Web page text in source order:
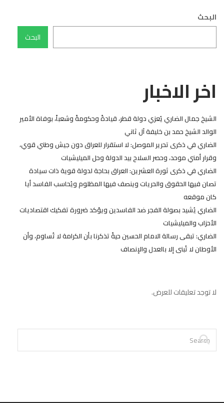
البحث
البحث
اخر الاخبار
الشيخ جمال الضاري يُعزي دولة قطر، قيادةً وحكومةً وشعباً، بوفاة الأمير
الوالد الشيخ حمد بن خليفة آل ثاني
الضاري في ذكرى تحرير الموصل: لا استقرار للعراق دون جيش وطني قوي،
وقرار أمني موحد، وحصر السلاح بيد الدولة وحل الميليشيات
الضاري في ذكرى ثورة العشرين: العراق بحاجة لدولة قوية ذات سيادة
تصان فيها الحقوق والحريات وينصف فيها المظلوم ويُحاسب الفاسد أيا
كان موقعه
الضاري يُشيد بصولة الفجر ضد الفاسدين ويؤكد ضرورة تفكيك اقتصاديات
الأحزاب والميليشيات
الضاري: تبقى رسالة الامام الحسين حيةً تذكرنا بأن الكرامة لا تُساوم، وأن
الأوطان لا تُبنى إلا بالعدل والإنصاف
لا توجد تعليقات للعرض.